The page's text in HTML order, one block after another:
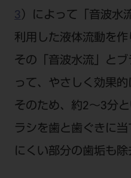
3 ）によって「音波水
利用した液体流動を作
その「音波水流」と
って、やさしく効果的
そのため、約2～3分
ラシを歯と歯ぐきに
にくい部分の歯垢も除